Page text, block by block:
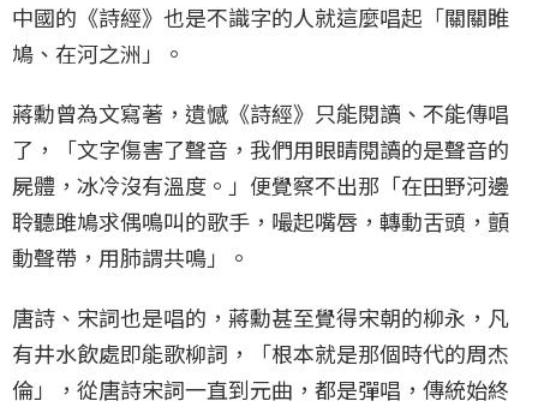
中國的《詩經》也是不識字的人就這麼唱起「關關睢
鳩、在河之洲」。
蔣勳曾為文寫著，遺憾《詩經》只能閱讀、不能傳唱
了，「文字傷害了聲音，我們用眼睛閱讀的是聲音的
屍體，冰冷沒有溫度。」便覺察不出那「在田野河邊
聆聽雎鳩求偶鳴叫的歌手，嘬起嘴唇，轉動舌頭，顫
動聲帶，用肺謂共鳴」。
唐詩、宋詞也是唱的，蔣勳甚至覺得宋朝的柳永，凡
有井水飲處即能歌柳詞，「根本就是那個時代的周杰
倫」，從唐詩宋詞一直到元曲，都是彈唱，傳統始終